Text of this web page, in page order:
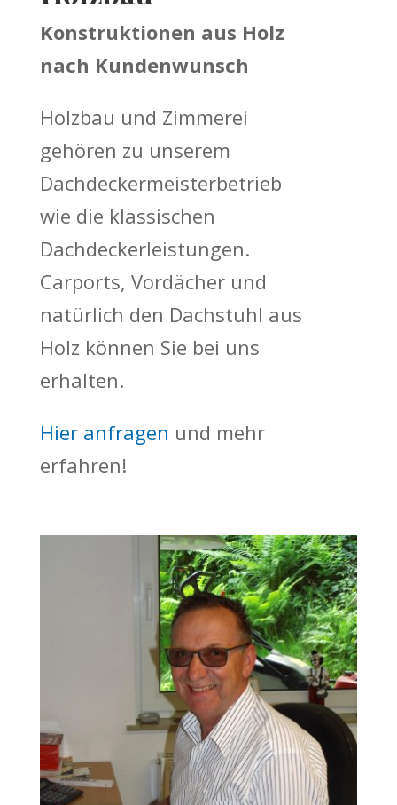
Konstruktionen aus Holz
nach Kundenwunsch
Holzbau und Zimmerei
gehören zu unserem
Dachdeckermeisterbetrieb
wie die klassischen
Dachdeckerleistungen.
Carports, Vordächer und
natürlich den Dachstuhl aus
Holz können Sie bei uns
erhalten.
Hier anfragen und mehr
erfahren!